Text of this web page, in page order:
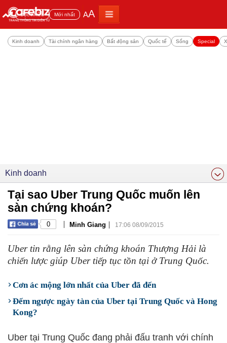
Đọc nhiều Mới nhất AA
Kinh doanh Tài chính ngân hàng Bất động sản Quốc tế Sống Special
Kinh doanh
Tại sao Uber Trung Quốc muốn lên
sàn chứng khoán?
0 | Minh Giang | 17:06 08/09/2015
Uber tin rằng lên sàn chứng khoán Thượng Hải là
chiến lược giúp Uber tiếp tục tồn tại ở Trung Quốc.
Cơn ác mộng lớn nhất của Uber đã đến
Đếm ngược ngày tàn của Uber tại Trung Quốc và Hong
Kong?
Uber tại Trung Quốc đang phải đấu tranh với chính